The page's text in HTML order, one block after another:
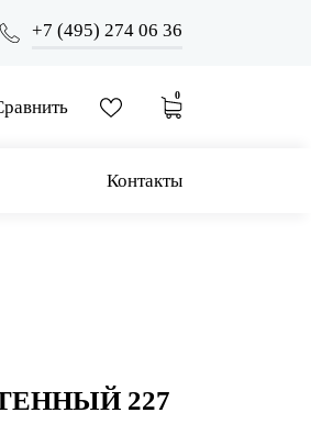
+7 (495) 274 06 36
0
Контакты
227